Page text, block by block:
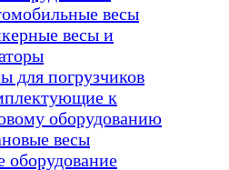
весы
весы и
для погрузчиков
к
оборудованию
весы
оборудование